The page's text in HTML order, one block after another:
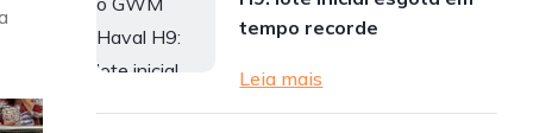
tempo recorde
Leia mais